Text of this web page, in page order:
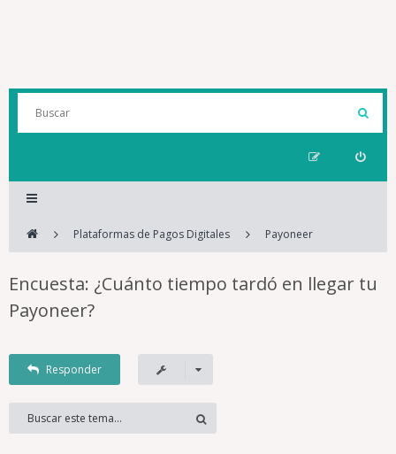
Plataformas de Pagos Digitales Payoneer
Encuesta: ¿Cuánto tiempo tardó en llegar tu
Payoneer?
Responder